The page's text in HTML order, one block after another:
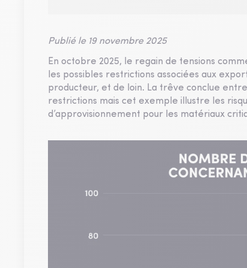
Publié le 19 novembre 2025
En octobre 2025, le regain de tensions
les possibles restrictions associées aux
producteur, et de loin. La trêve conclue
restrictions mais cet exemple illustre les
d’approvisionnement pour les matériaux